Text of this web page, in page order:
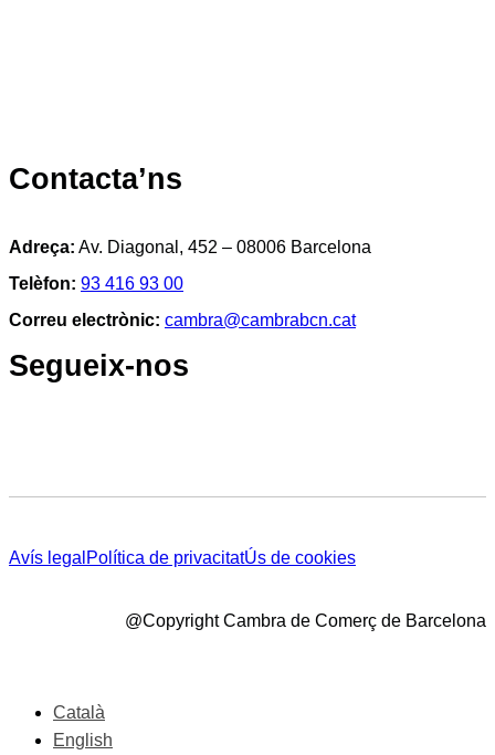
Contacta’ns
Adreça: Av. Diagonal, 452 – 08006 Barcelona
Telèfon: 93 416 93 00
Correu electrònic: cambra@cambrabcn.cat
Segueix-nos
Avís legal Política de privacitatÚs de cookies
@Copyright Cambra de Comerç de Barcelona
Català
English